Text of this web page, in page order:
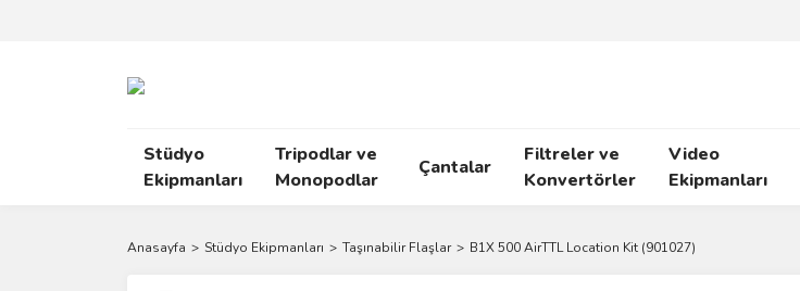
Stüdyo
Ekipmanları
Tripodlar ve
Monopodlar
Çantalar
Filtreler ve
Konvertörler
Video
Ekipmanları
Anasayfa Stüdyo Ekipmanları Taşınabilir Flaşlar B1X 500 AirTTL Location Kit (901027)